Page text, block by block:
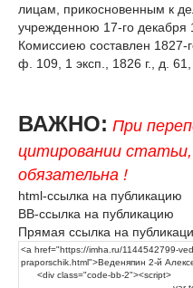
лицам, прикосновенным к
учрежденною 17-го декабря
Комиссиею составлен
ф. 109, 1 эксп., 1826 г., д.
ВАЖНО: При
цитировании
обязательна !
html-ссылка на публикацию
BB-ссылка на публикацию
Прямая ссылка на